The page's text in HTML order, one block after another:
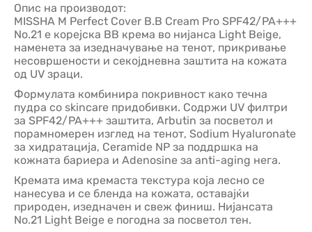
Опис на производот:
MISSHA M Perfect Cover B.B Cream Pro SPF42/PA+++
No.21 е корејска BB крема во нијанса Light Beige,
наменета за изедначување на тенот, прикривање
несовршености и секојдневна заштита на кожата
од UV зраци.
Формулата комбинира покривност како течна
пудра со skincare придобивки. Содржи UV филтри
за SPF42/PA+++ заштита, Arbutin за посветол и
порамномерен изглед на тенот, Sodium Hyaluronate
за хидратација, Ceramide NP за поддршка на
кожната бариера и Adenosine за anti-aging нега.
Кремата има кремаста текстура која лесно се
нанесува и се бленда на кожата, оставајќи
природен, изедначен и свеж финиш. Нијансата
No.21 Light Beige е погодна за посветол тен.